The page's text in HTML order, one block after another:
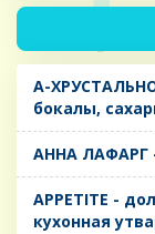
A-
бокалы,
AHHA
APPETITE -
кухонная